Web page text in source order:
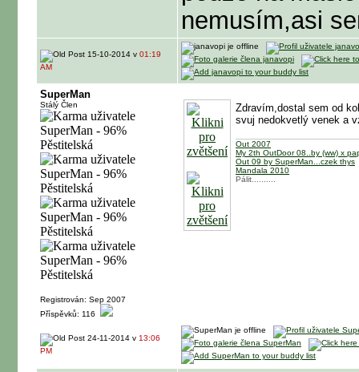
nemusím,asi
15-10-2014 v 01:19
AM
SuperMan
Stálý Člen
Registrován: Sep 2007
Příspěvků: 116
Zdravím,dostal sem od
svuj nedokvetlý venek a
Out 2007
My 2th OutDoor 08..by (ww) x
Out 09 by SuperMan...czek thys
Mandala 2010
Pálit..........
24-11-2014 v 13:06
PM